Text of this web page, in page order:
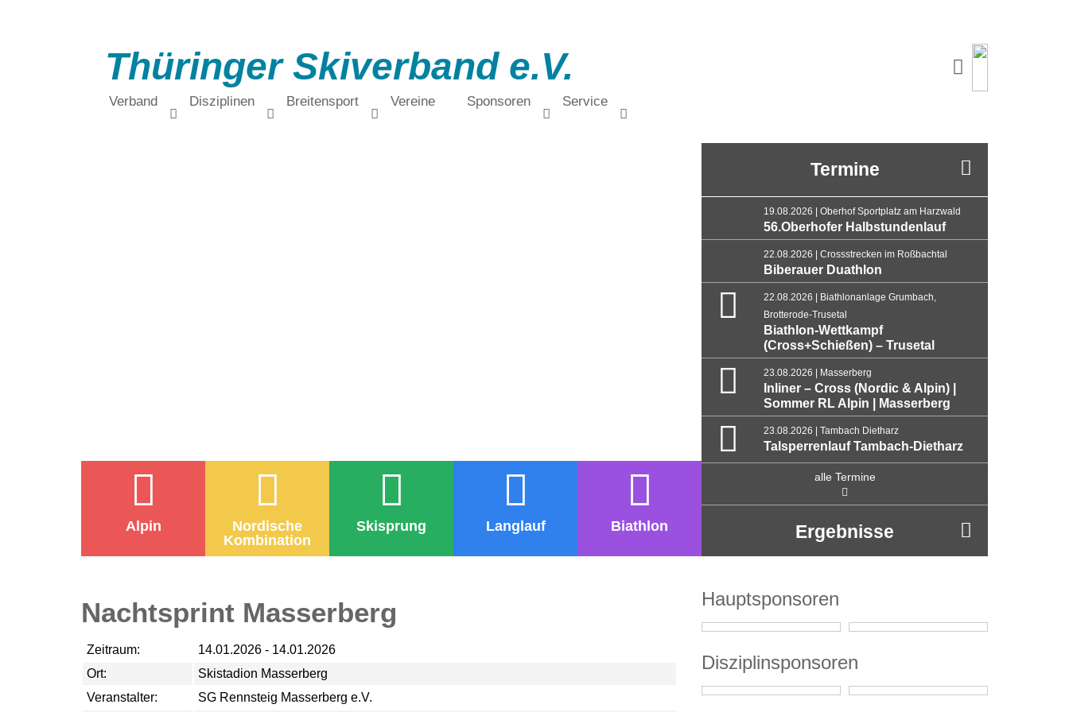
Thüringer Skiverband e.V.
Verband Disziplinen Breitensport Vereine Sponsoren Service
Alpin
Nordische
Kombination
Skisprung Langlauf Biathlon
Termine
19.08.2026 | Oberhof Sportplatz am Harzwald
56.Oberhofer Halbstundenlauf
22.08.2026 | Crossstrecken im Roßbachtal
Biberauer Duathlon
22.08.2026 | Biathlonanlage Grumbach,
Brotterode-Trusetal
Biathlon-Wettkampf
(Cross+Schießen) – Trusetal
23.08.2026 | Masserberg
Inliner – Cross (Nordic & Alpin) |
Sommer RL Alpin | Masserberg
23.08.2026 | Tambach Dietharz
Talsperrenlauf Tambach-Dietharz
alle Termine
Ergebnisse
Nachtsprint Masserberg
Zeitraum:
14.01.2026 - 14.01.2026
Ort:
Skistadion Masserberg
Veranstalter:
SG Rennsteig Masserberg e.V.
Hauptsponsoren
Disziplinsponsoren